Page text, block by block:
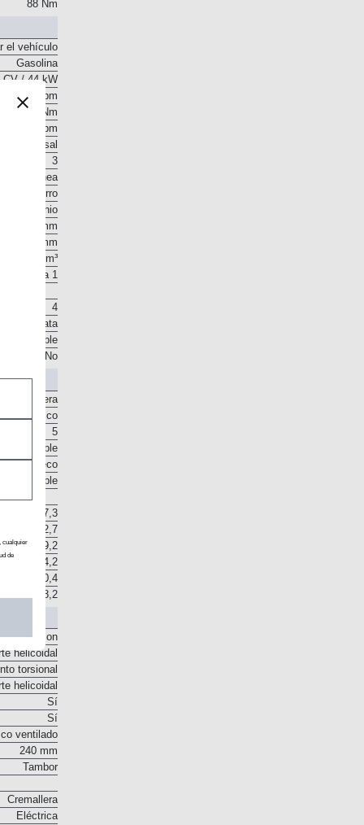
cualquier
de
el vehículo
Gasolina
CV / 44 kW
5.600 rpm
88 Nm
3.800 rpm
transversal
3
En línea
Hierro
Aluminio
73,4 mm
78,6 mm
998 cm³
4
en la culata
Variable
Delantera
Automático
5
disponible
en seco
7,3
12,7
19,2
24,2
30,4
McPherson
helicoidal
torsional
helicoidal
Sí
Sí
ventilado
240 mm
Cremallera